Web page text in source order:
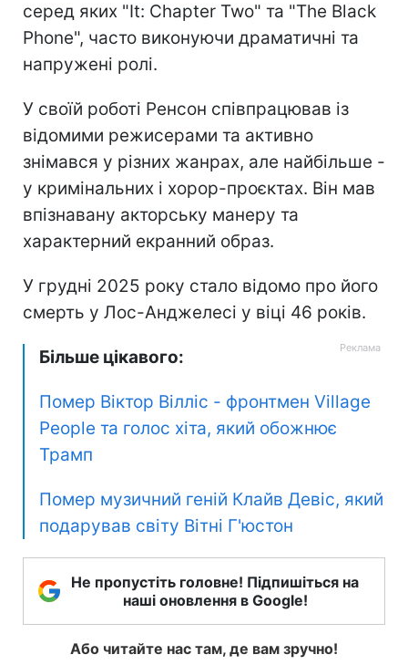
серед яких "It: Chapter Two" та "The Black
Phone", часто виконуючи драматичні та
напружені ролі.
У своїй роботі Ренсон співпрацював із
відомими режисерами та активно
знімався у різних жанрах, але найбільше -
у кримінальних і хорор-проєктах. Він мав
впізнавану акторську манеру та
характерний екранний образ.
У грудні 2025 року стало відомо про його
смерть у Лос-Анджелесі у віці 46 років.
Більше цікавого:
Помер Віктор Вілліс - фронтмен Village
People та голос хіта, який обожнює
Трамп
Помер музичний геній Клайв Девіс, який
подарував світу Вітні Г'юстон
Не пропустіть головне! Підпишіться на
наші оновлення в Google!
Або читайте нас там, де вам зручно!